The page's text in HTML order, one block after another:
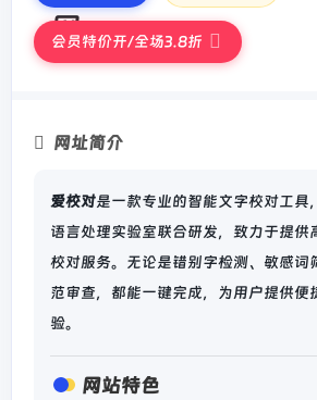
会员特价开/全场3.8折
网址简介
爱校对是一款专业的智能文字校对工具
语言处理实验室联合研发，致力于提供
校对服务。无论是错别字检测、敏感词
范审查，都能一键完成，为用户提供便
验。
网站特色